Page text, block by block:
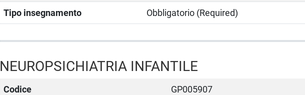
Tipo insegnamento Obbligatorio (Required)
NEUROPSICHIATRIA INFANTILE
Codice GP005907